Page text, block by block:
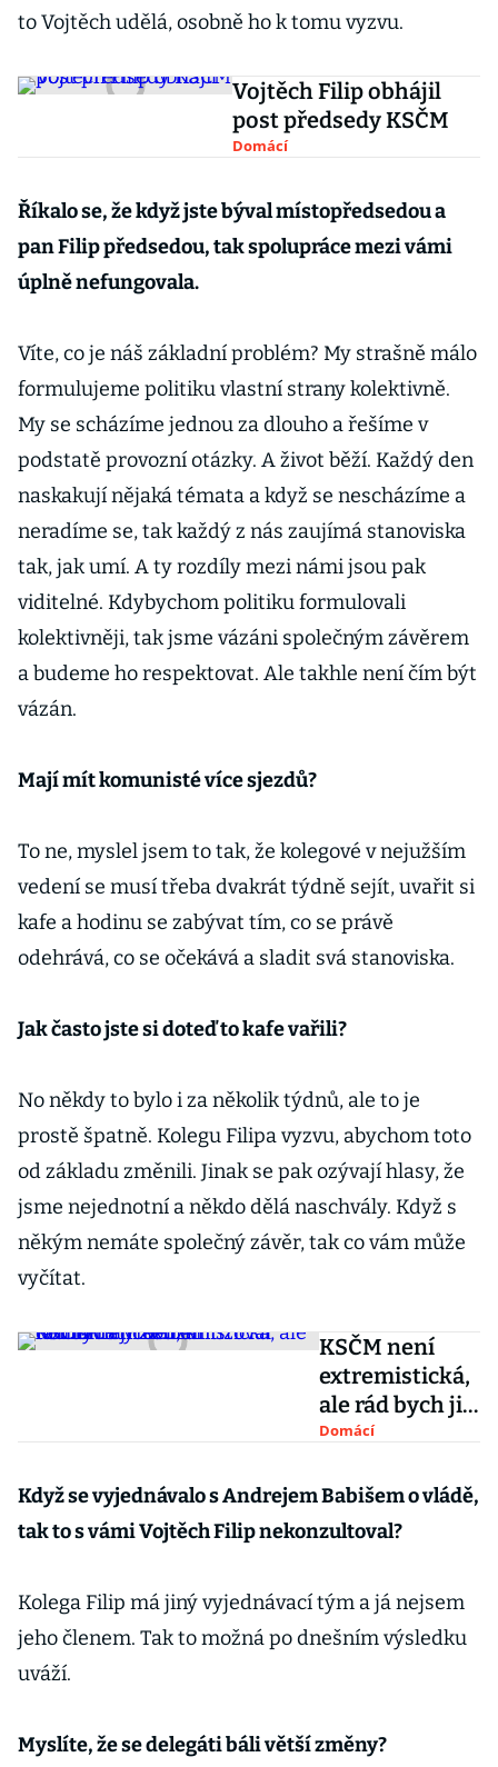
to Vojtěch udělá, osobně ho k tomu vyzvu.
Vojtěch Filip obhájil
post předsedy KSČM
Domácí
Říkalo se, že když jste býval místopředsedou a
pan Filip předsedou, tak spolupráce mezi vámi
úplně nefungovala.
Víte, co je náš základní problém? My strašně málo
formulujeme politiku vlastní strany kolektivně.
My se scházíme jednou za dlouho a řešíme v
podstatě provozní otázky. A život běží. Každý den
naskakují nějaká témata a když se nescházíme a
neradíme se, tak každý z nás zaujímá stanoviska
tak, jak umí. A ty rozdíly mezi námi jsou pak
viditelné. Kdybychom politiku formulovali
kolektivněji, tak jsme vázáni společným závěrem
a budeme ho respektovat. Ale takhle není čím být
vázán.
Mají mít komunisté více sjezdů?
To ne, myslel jsem to tak, že kolegové v nejužším
vedení se musí třeba dvakrát týdně sejít, uvařit si
kafe a hodinu se zabývat tím, co se právě
odehrává, co se očekává a sladit svá stanoviska.
Jak často jste si doteď to kafe vařili?
No někdy to bylo i za několik týdnů, ale to je
prostě špatně. Kolegu Filipa vyzvu, abychom toto
od základu změnili. Jinak se pak ozývají hlasy, že
jsme nejednotní a někdo dělá naschvály. Když s
někým nemáte společný závěr, tak co vám může
vyčítat.
KSČM není
extremistická,
ale rád bych ji
měl za
u, kritizoval
komunisty
Domácí
Když se vyjednávalo s Andrejem Babišem o vládě,
tak to s vámi Vojtěch Filip nekonzultoval?
Kolega Filip má jiný vyjednávací tým a já nejsem
jeho členem. Tak to možná po dnešním výsledku
uváží.
Myslíte, že se delegáti báli větší změny?